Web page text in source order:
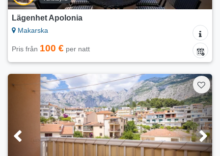
Lägenhet Apolonia
Makarska
Pris från 100 € per natt